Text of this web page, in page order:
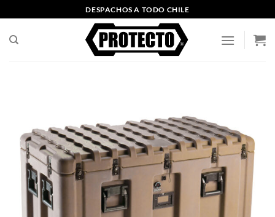
al
contenido
DESPACHOS A TODO CHILE